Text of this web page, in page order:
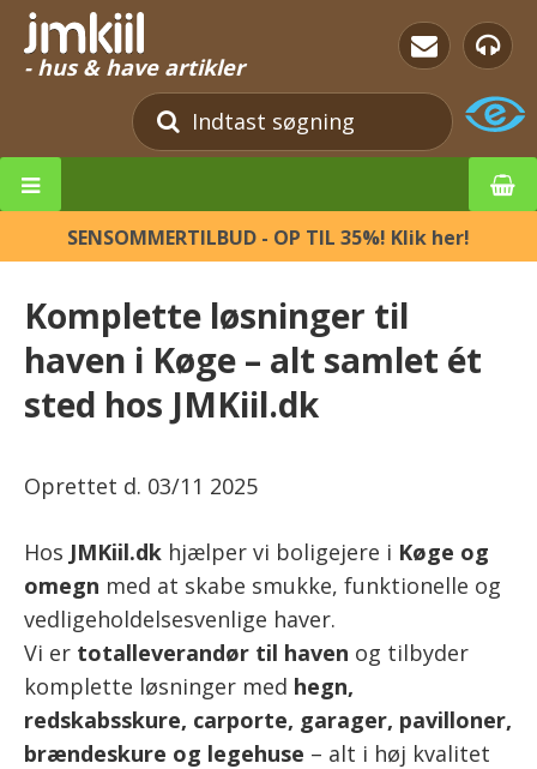
- hus & have artikler
SENSOMMERTILBUD - OP TIL 35%! Klik her!
Komplette løsninger til
haven i Køge – alt samlet ét
sted hos JMKiil.dk
Oprettet d. 03/11 2025
Hos JMKiil.dk hjælper vi boligejere i Køge og
omegn med at skabe smukke, funktionelle og
vedligeholdelsesvenlige haver.
Vi er totalleverandør til haven og tilbyder
komplette løsninger med hegn,
redskabsskure, carporte, garager, pavilloner,
brændeskure og legehuse – alt i høj kvalitet